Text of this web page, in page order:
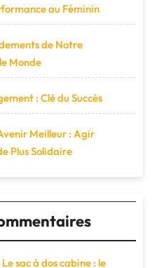
au Féminin
de Notre
Monde
: Clé du Succès
Meilleur : Agir
Plus Solidaire
Le sac à dos cabine : le